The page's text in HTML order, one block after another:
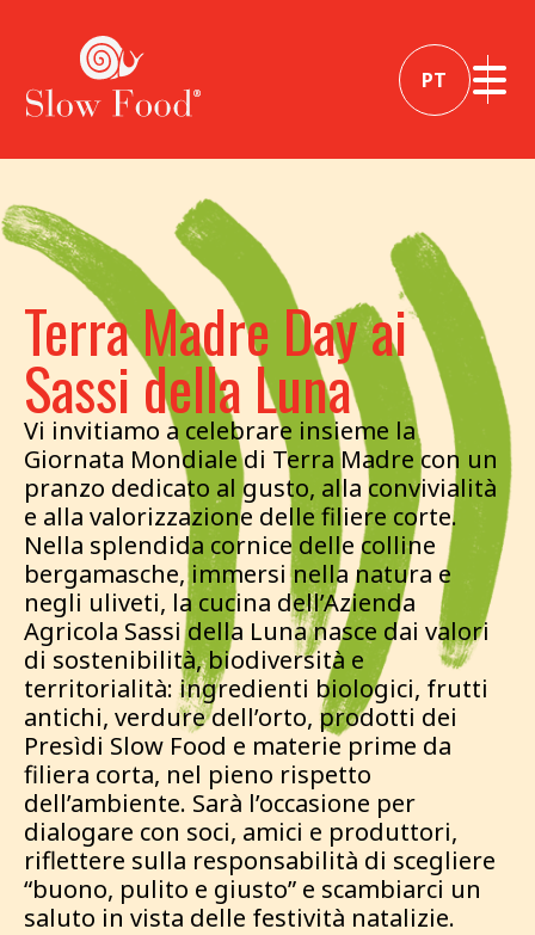
PT
Terra Madre Day ai
Sassi della Luna
Vi invitiamo a celebrare insieme la
Giornata Mondiale di Terra Madre con un
pranzo dedicato al gusto, alla convivialità
e alla valorizzazione delle filiere corte.
Nella splendida cornice delle colline
bergamasche, immersi nella natura e
negli uliveti, la cucina dell’Azienda
Agricola Sassi della Luna nasce dai valori
di sostenibilità, biodiversità e
territorialità: ingredienti biologici, frutti
antichi, verdure dell’orto, prodotti dei
Presìdi Slow Food e materie prime da
filiera corta, nel pieno rispetto
dell’ambiente. Sarà l’occasione per
dialogare con soci, amici e produttori,
riflettere sulla responsabilità di scegliere
“buono, pulito e giusto” e scambiarci un
saluto in vista delle festività natalizie.